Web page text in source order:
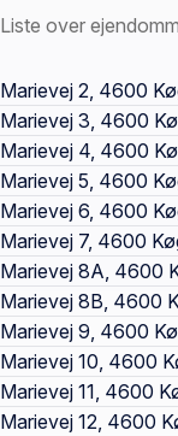
Liste over
Offentlige
Marievej 2, 4600
Marievej 3, 4600
Marievej 4, 4600
Marievej 5, 4600
Marievej 6, 4600
Marievej 7, 4600
Marievej 8A, 4600
Marievej 8B, 4600
Marievej 9, 4600
Marievej 10, 4600
Marievej 11, 4600
Marievej 12, 4600